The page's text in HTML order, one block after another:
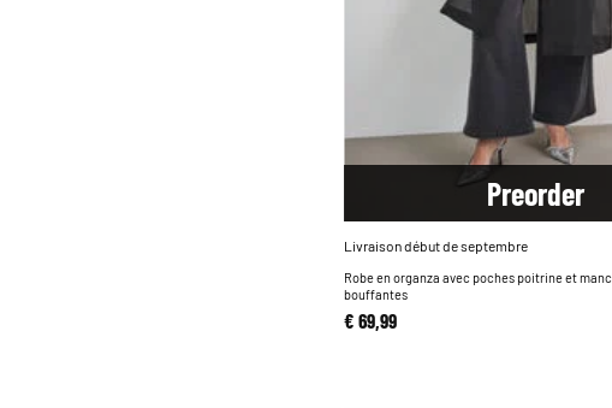
Preorder
Livraison début de septembre
Robe en organza avec poches poitrine et
bouffantes
€ 69,99